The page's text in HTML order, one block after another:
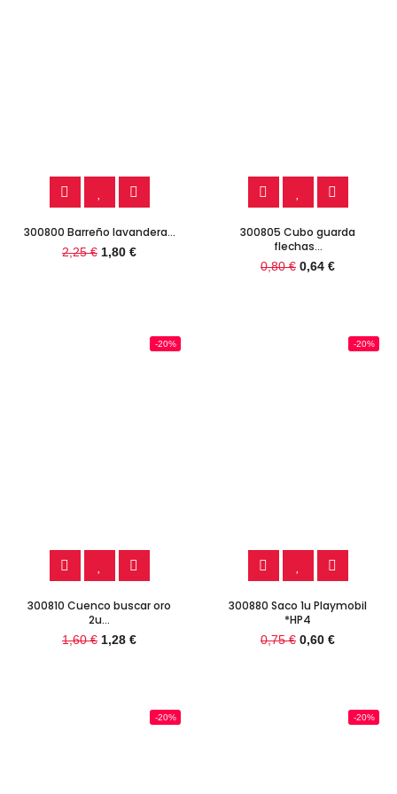
300800 Barreño lavandera...
2,25 € 1,80 €
300805 Cubo guarda
flechas...
0,80 € 0,64 €
-20%
300810 Cuenco buscar oro
2u...
1,60 € 1,28 €
-20%
300880 Saco 1u Playmobil
*HP4
0,75 € 0,60 €
-20% -20%